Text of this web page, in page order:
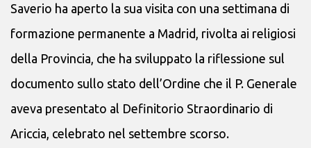
Saverio ha aperto la sua visita con una settimana di
formazione permanente a Madrid, rivolta ai religiosi
della Provincia, che ha sviluppato la riflessione sul
documento sullo stato dell’Ordine che il P. Generale
aveva presentato al Definitorio Straordinario di
Ariccia, celebrato nel settembre scorso.